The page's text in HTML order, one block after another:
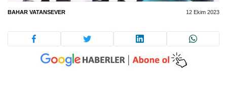
BAHAR VATANSEVER 12 Ekim 2023